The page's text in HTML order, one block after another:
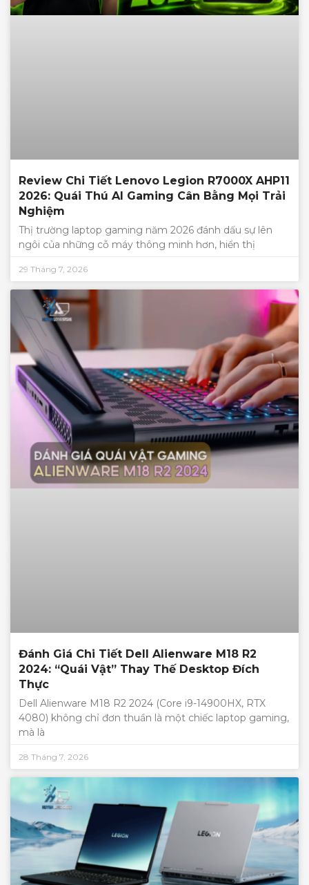
Review Chi Tiết Lenovo Legion R7000X AHP11
2026: Quái Thú AI Gaming Cân Bằng Mọi Trải
Nghiệm
Thị trường laptop gaming năm 2026 đánh dấu sự lên
ngôi của những cỗ máy thông minh hơn, hiển thị
29 Tháng 7, 2026
Đánh Giá Chi Tiết Dell Alienware M18 R2
2024: “Quái Vật” Thay Thế Desktop Đích
Thực
Dell Alienware M18 R2 2024 (Core i9-14900HX, RTX
4080) không chỉ đơn thuần là một chiếc laptop gaming,
mà là
28 Tháng 7, 2026